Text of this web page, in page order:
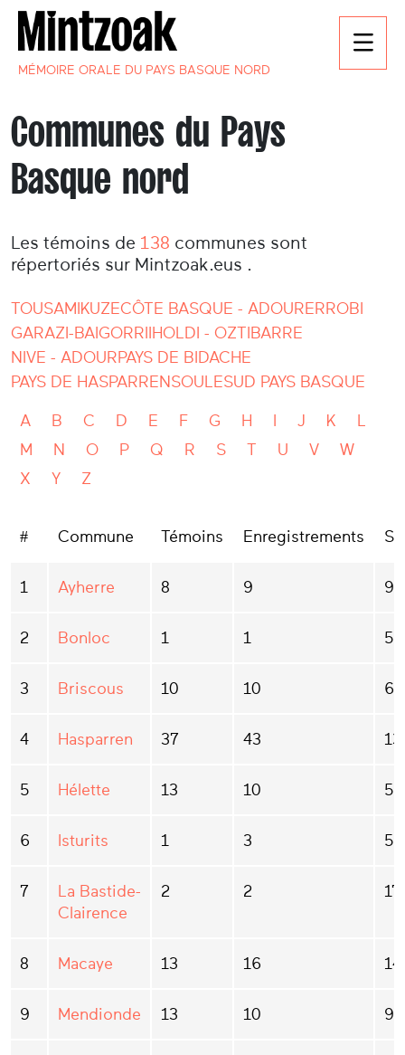
MÉMOIRE ORALE DU PAYS BASQUE NORD
Communes du Pays
Basque nord
Les témoins de 138 communes sont
répertoriés sur Mintzoak.eus .
TOUSAMIKUZECÔTE BASQUE - ADOURERROBI
GARAZI-BAIGORRI IHOLDI - OZTIBARRE
NIVE - ADOURPAYS DE BIDACHE
PAYS DE HASPARREN SOULESUD PAYS BASQUE
A B C D E F G H J K
L
M
N O P Q R S T U V
W
X
Y Z
# Commune Témoins Enregistrements
1 Ayherre 8 9 90
2 Bonloc 1 1 5
3 Briscous 10 10 60
4 Hasparren 37 43
5 Hélette 13 10 55
6 Isturits 1 3 5
7
La Bastide-
Clairence
2 2 17
8 Macaye 13 16
9 Mendionde 13 10 96